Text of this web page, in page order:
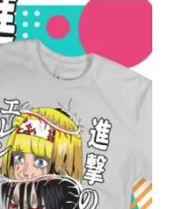
$160.00
through
$280.00